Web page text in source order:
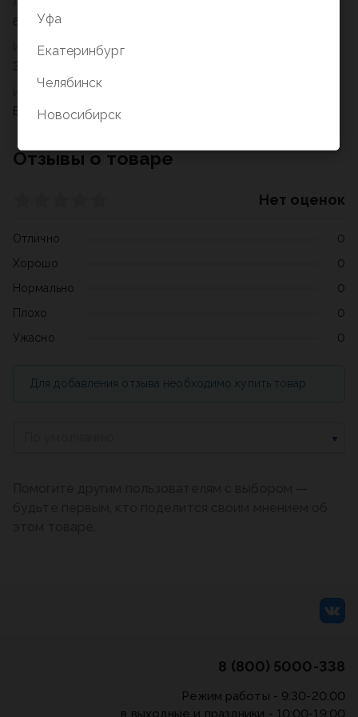
62782
Издательство
Эрих Краузе
ErichKrause
Отзывы о товаре
Нет оценок
Отлично
0
Хорошо
0
Нормально
0
Плохо
0
Ужасно
0
Для добавления отзыва необходимо купить товар
8 (800) 5000-338
Режим работы - 9:30-20:00
в выходные и праздники - 10:00-19:00
Уфа
Екатеринбург
Челябинск
Новосибирск